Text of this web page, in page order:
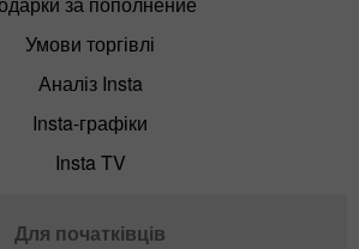
Умови торгівлі
Аналіз Insta
Insta-графіки
Insta TV
Для початківців